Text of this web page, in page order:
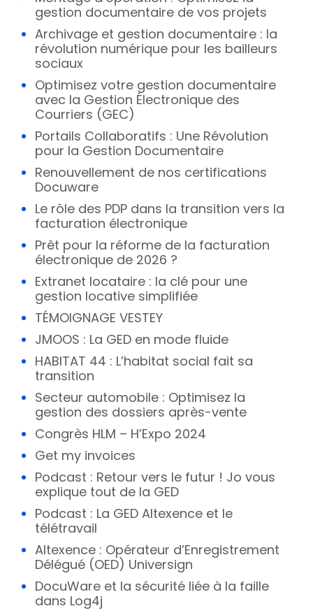
gestion documentaire de vos projets
Archivage et gestion documentaire : la
révolution numérique pour les bailleurs
sociaux
Optimisez votre gestion documentaire
avec la Gestion Électronique des
Courriers (GEC)
Portails Collaboratifs : Une Révolution
pour la Gestion Documentaire
Renouvellement de nos certifications
Docuware
Le rôle des PDP dans la transition vers la
facturation électronique
Prêt pour la réforme de la facturation
électronique de 2026 ?
Extranet locataire : la clé pour une
gestion locative simplifiée
TÉMOIGNAGE VESTEY
JMOOS : La GED en mode fluide
HABITAT 44 : L’habitat social fait sa
transition
Secteur automobile : Optimisez la
gestion des dossiers après-vente
Congrès HLM – H’Expo 2024
Get my invoices
Podcast : Retour vers le futur ! Jo vous
explique tout de la GED
Podcast : La GED Altexence et le
télétravail
Altexence : Opérateur d’Enregistrement
Délégué (OED) Universign
DocuWare et la sécurité liée à la faille
dans Log4j